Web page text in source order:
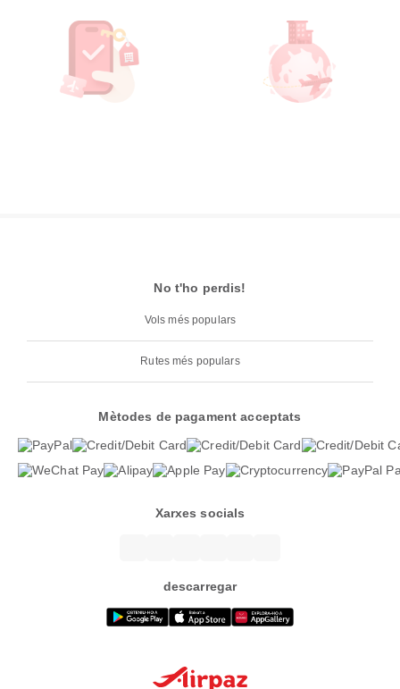
No t'ho perdis!
Vols més populars
Rutes més populars
Mètodes de pagament acceptats
Xarxes socials
descarregar